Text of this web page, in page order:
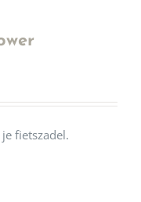
fietszadel.